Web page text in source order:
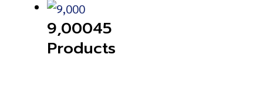
9,00045
Products